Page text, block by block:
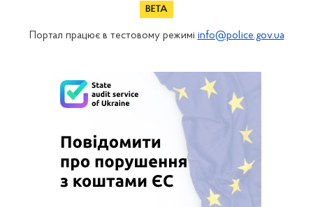
Портал працює в тестовому режимі info@police.gov.ua